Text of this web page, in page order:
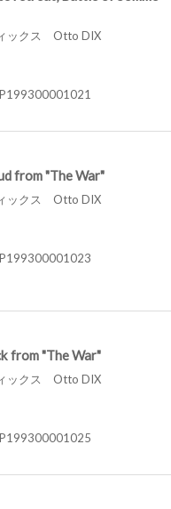
ックス Otto DIX
from "The War"
ックス Otto DIX
from "The War"
ックス Otto DIX